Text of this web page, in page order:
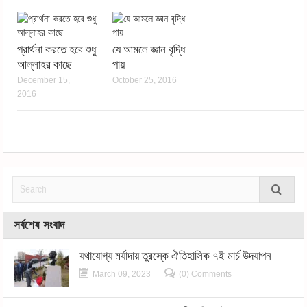
প্রার্থনা করতে হবে শুধু
আল্লাহর কাছে
December 15,
2016
যে আমলে জ্ঞান বৃদ্ধি
পায়
October 25, 2016
সর্বশেষ সংবাদ
যথাযোগ্য মর্যাদায় তুরস্কে ঐতিহাসিক ৭ই মার্চ উদযাপন
March 09, 2023 (0) Comments